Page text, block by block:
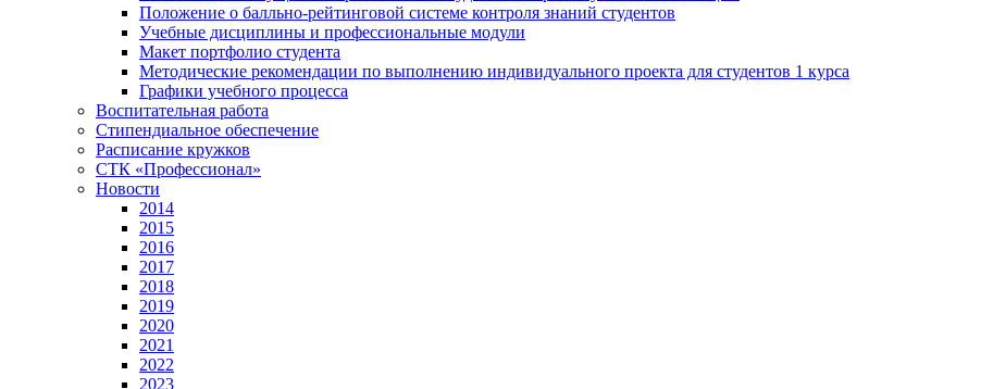
Положение о балльно-рейтинговой системе контроля знаний студентов
Учебные дисциплины и профессиональные модули
Макет портфолио студента
Методические рекомендации по выполнению индивидуального проекта для студентов 1 курса
Графики учебного процесса
Воспитательная работа
Стипендиальное обеспечение
Расписание кружков
СТК «Профессионал»
Новости
2014
2015
2016
2017
2018
2019
2020
2021
2022
2023